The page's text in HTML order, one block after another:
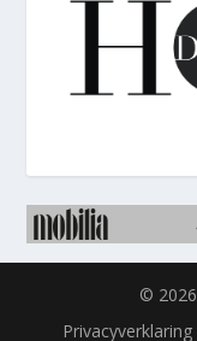
© 2026
Privacyverklaring